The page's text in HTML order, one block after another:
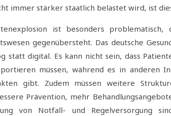
immer stärker staatlich belastet wird, ist
ist besonders
gegenübersteht. Das deutsche
statt digital. Es kann nicht sein, dass
müssen, während es in anderen
gibt. Zudem müssen weitere
Prävention, mehr
von Notfall- und Regelversorgung